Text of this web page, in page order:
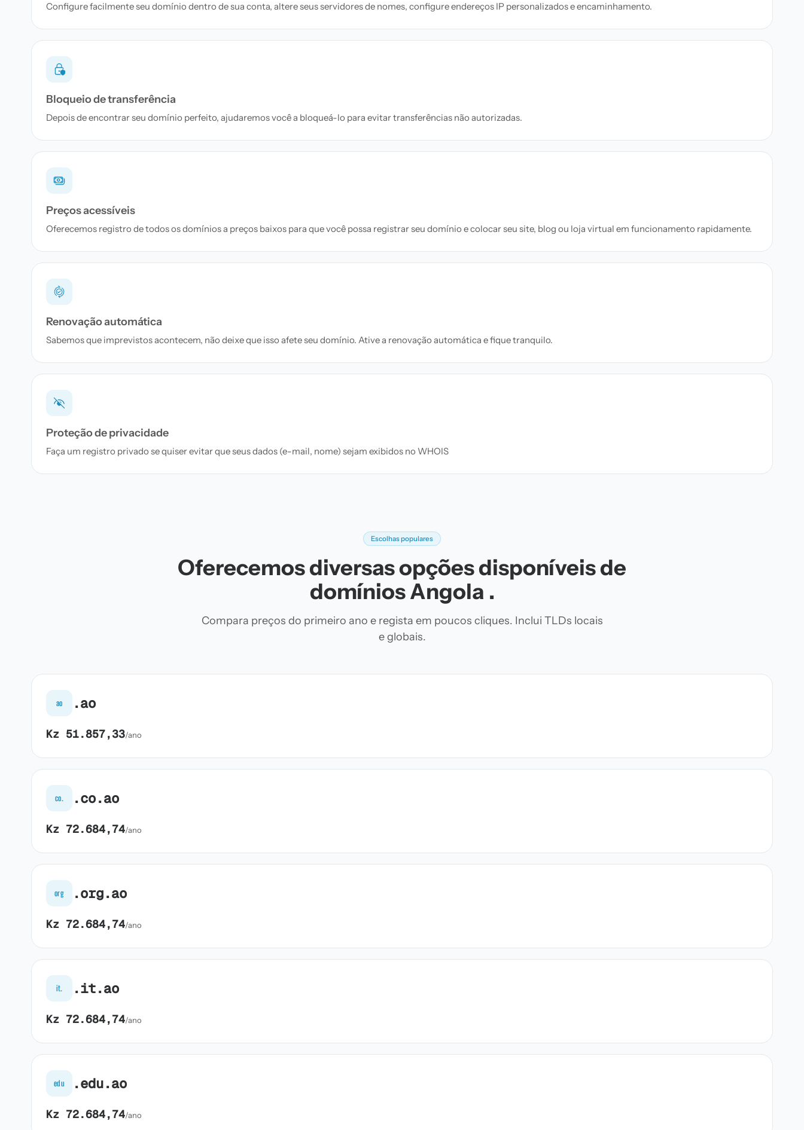
Configure facilmente seu domínio dentro de sua conta, altere seus servidores de nomes, configure endereços IP personalizados e encaminhamento.
Bloqueio de transferência
Depois de encontrar seu domínio perfeito, ajudaremos você a bloqueá-lo para evitar transferências não autorizadas.
Preços acessíveis
Oferecemos registro de todos os domínios a preços baixos para que você possa registrar seu domínio e colocar seu site, blog ou loja virtual em funcionamento rapidamente.
Renovação automática
Sabemos que imprevistos acontecem, não deixe que isso afete seu domínio. Ative a renovação automática e fique tranquilo.
Proteção de privacidade
Faça um registro privado se quiser evitar que seus dados (e-mail, nome) sejam exibidos no WHOIS
Escolhas populares
Oferecemos diversas opções disponíveis de
domínios Angola .
Compara preços do primeiro ano e regista em poucos cliques. Inclui TLDs locais
e globais.
ao .ao
Kz 51.857,33/ano
co. .co.ao
Kz 72.684,74/ano
org .org.ao
Kz 72.684,74/ano
it. .it.ao
Kz 72.684,74/ano
edu .edu.ao
Kz 72.684,74/ano